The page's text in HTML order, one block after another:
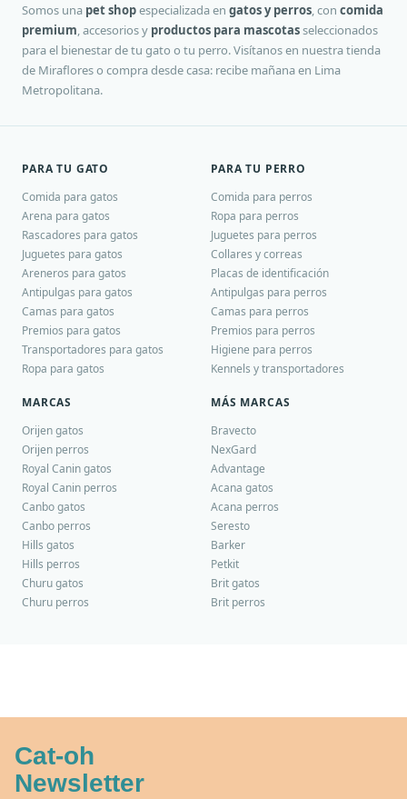
Somos una pet shopespecializada en gatos y perros, con comida
premium, accesorios y productos para mascotasseleccionados
para el bienestar de tu gato o tu perro. Visítanos en nuestra tienda
de Miraflores o compra desde casa: recibe mañana en Lima
Metropolitana.
PARA TU GATO
Comida para gatos
Arena para gatos
Rascadores para gatos
Juguetes para gatos
Areneros para gatos
Antipulgas para gatos
Camas para gatos
Premios para gatos
Transportadores para gatos
Ropa para gatos
PARA TU PERRO
Comida para perros
Ropa para perros
Juguetes para perros
Collares y correas
Placas de identificación
Antipulgas para perros
Camas para perros
Premios para perros
Higiene para perros
Kennels y transportadores
MARCAS
Orijen gatos
Orijen perros
Royal Canin gatos
Royal Canin perros
Canbo gatos
Canbo perros
Hills gatos
Hills perros
Churu gatos
Churu perros
MÁS MARCAS
Bravecto
NexGard
Advantage
Acana gatos
Acana perros
Seresto
Barker
Petkit
Brit gatos
Brit perros
TERMINA EN
Cat-oh
Newsletter